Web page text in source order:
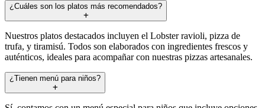
¿Cuáles son los platos más recomendados?
Nuestros platos destacados incluyen el Lobster ravioli, pizza de
trufa, y tiramisú. Todos son elaborados con ingredientes frescos y
auténticos, ideales para acompañar con nuestras pizzas artesanales.
¿Tienen menú para niños?